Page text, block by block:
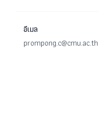
อีเมล
prompong.c@cmu.ac.th